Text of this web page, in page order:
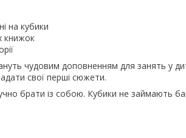
на кубики
книжок
чудовим доповненням для занять у
свої перші сюжети.
брати із собою. Кубики не займають